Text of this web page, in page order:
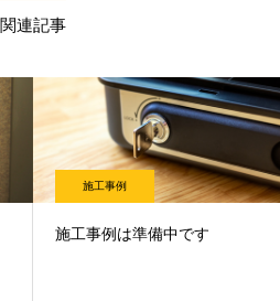
関連記事
施工事例
施工事例は準備中です